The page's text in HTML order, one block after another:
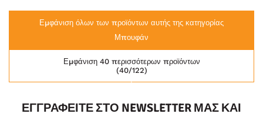
Εμφάνιση όλων των προϊόντων αυτής της κατηγορίας
Μπουφάν
(40/122)
Εμφάνιση 40 περισσότερων προϊόντων
ΕΓΓΡΑΦΕΊΤΕ ΣΤΟ NEWSLETTER ΜΑΣ ΚΑΙ